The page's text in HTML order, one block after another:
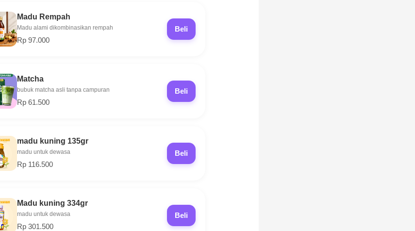
Madu Rempah
Madu alami dikombinasikan rempah
Rp 97.000
Beli
Matcha
bubuk matcha asli tanpa campuran
Rp 61.500
Beli
madu kuning 135gr
madu untuk dewasa
Rp 116.500
Beli
Madu kuning 334gr
madu untuk dewasa
Rp 301.500
Beli